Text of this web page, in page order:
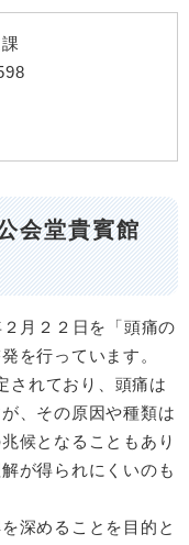
会堂貴賓館
月２２日を「頭痛の
を行っています。
されており、頭痛は
、その原因や種類は
候となることもあり
が得られにくいのも
深めることを目的と